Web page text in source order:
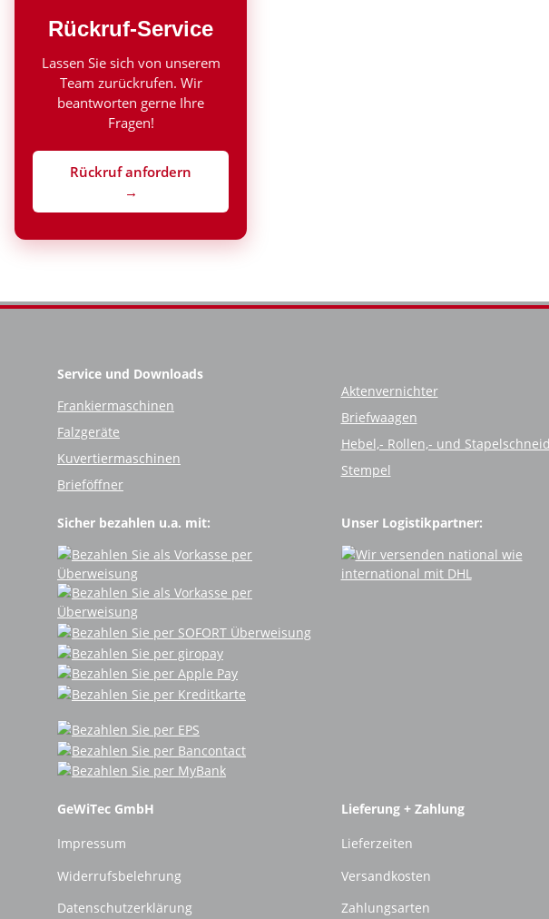
Rückruf-Service
Lassen Sie sich von unserem
Team zurückrufen. Wir
beantworten gerne Ihre
Fragen!
Rückruf anfordern
→
Service und Downloads
Frankiermaschinen
Falzgeräte
Kuvertiermaschinen
Brieföffner
Aktenvernichter
Briefwaagen
Hebel,- Rollen,- und
Stempel
Sicher bezahlen u.a. mit: Unser Logistikpartner:
GeWiTec GmbH
Impressum
Widerrufsbelehrung
Datenschutzerklärung
Lieferung + Zahlung
Lieferzeiten
Versandkosten
Zahlungsarten